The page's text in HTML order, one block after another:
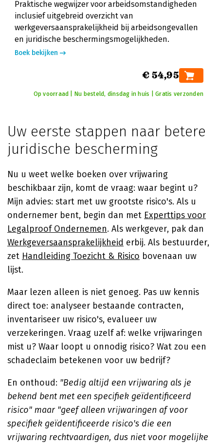
Praktische wegwijzer voor arbeidsomstandigheden
inclusief uitgebreid overzicht van
werkgeversaansprakelijkheid bij arbeidsongevallen
en juridische beschermingsmogelijkheden.
Boek bekijken
€ 54,95
Op voorraad | Nu besteld, dinsdag in huis | Gratis verzonden
Uw eerste stappen naar betere
juridische bescherming
Nu u weet welke boeken over vrijwaring
beschikbaar zijn, komt de vraag: waar begint u?
Mijn advies: start met uw grootste risico's. Als u
ondernemer bent, begin dan met Experttips voor
Legalproof Ondernemen. Als werkgever, pak dan
Werkgeversaansprakelijkheid erbij. Als bestuurder,
zet Handleiding Toezicht & Risico bovenaan uw
lijst.
Maar lezen alleen is niet genoeg. Pas uw kennis
direct toe: analyseer bestaande contracten,
inventariseer uw risico's, evalueer uw
verzekeringen. Vraag uzelf af: welke vrijwaringen
mist u? Waar loopt u onnodig risico? Wat zou een
schadeclaim betekenen voor uw bedrijf?
En onthoud: "Bedig altijd een vrijwaring als je
bekend bent met een specifiek geïdentificeerd
risico" maar "geef alleen vrijwaringen af voor
specifiek geïdentificeerde risico's die een
vrijwaring rechtvaardigen, dus niet voor mogelijke